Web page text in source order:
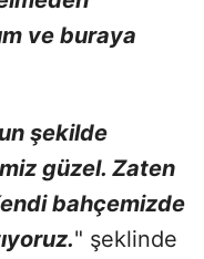
ve buraya
şekilde
güzel. Zaten
bahçemizde
" şeklinde